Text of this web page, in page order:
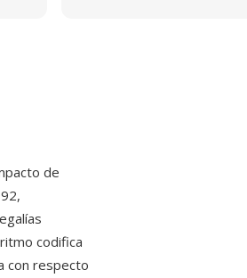
de
codifica
con respecto